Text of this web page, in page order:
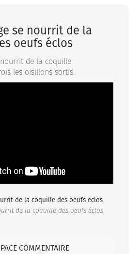
se nourrit de la
oeufs éclos
de la coquille
les oisillons sortis.
de la coquille des oeufs éclos
de la coquille des oeufs éclos
COMMENTAIRE